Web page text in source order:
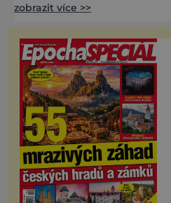
Karla IV. zažilo nebývalý rozkvět.
podle staré legendy
které stálo u zrodu
budov české historie –
dnešního sídla
tento příběh
zobrazit více >>